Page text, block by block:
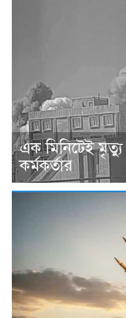
এক মিনিটেই মৃত্যু
কর্মকর্তার